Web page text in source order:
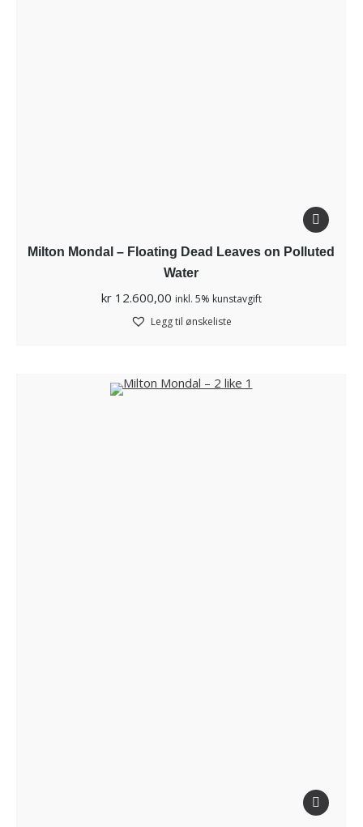
Milton Mondal – Floating Dead Leaves on Polluted
Water
kr12.600,00 inkl. 5% kunstavgift
Legg til ønskeliste